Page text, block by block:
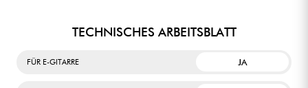
TECHNISCHES ARBEITSBLATT
FÜR E-GITARRE JA